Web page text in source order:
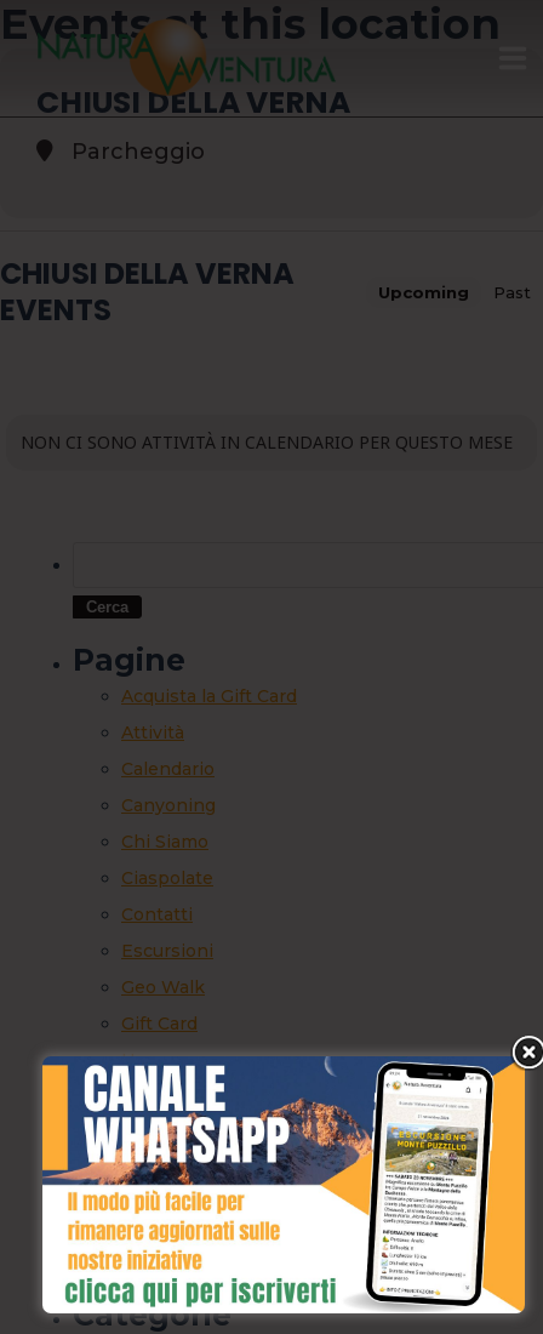
HOME
CALENDARIO
CONTATTI
Events at this location
CHIUSI DELLA VERNA
Parcheggio
CHIUSI DELLA VERNA
EVENTS
Upcoming Past
NON CI SONO ATTIVITÀ IN CALENDARIO PER QUESTO MESE
Pagine
Acquista la Gift Card
Attività
Calendario
Canyoning
Chi Siamo
Ciaspolate
Contatti
Escursioni
Geo Walk
Gift Card
Home
Privacy Policy
prova
River Walking
Speleologia
Termini e Condizioni
Archivi
Categorie